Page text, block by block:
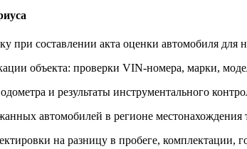
при составлении акта оценки автомобиля для
объекта: проверки VIN-номера, марки,
и результаты инструментального
автомобилей в регионе местонахождения
на разницу в пробеге, комплектации,